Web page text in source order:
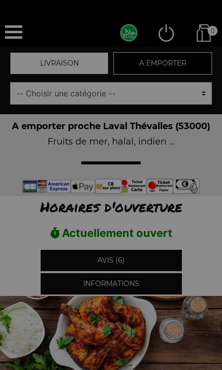
0
LIVRAISON A EMPORTER
A emporter proche Laval Thévalles (53000)
Fruits de mer, halal, indien ...
Horaires d'ouverture
Actuellement ouvert
AVIS (6)
INFORMATIONS